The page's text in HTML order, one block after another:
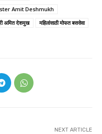
Amit Deshmukh
अमित देशमुख
महिलांसाठी मोफत बससेवा
NEXT ARTICLE